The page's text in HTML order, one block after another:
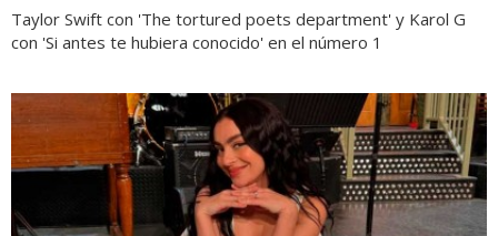
Taylor Swift con 'The tortured poets department' y Karol G
con 'Si antes te hubiera conocido' en el número 1